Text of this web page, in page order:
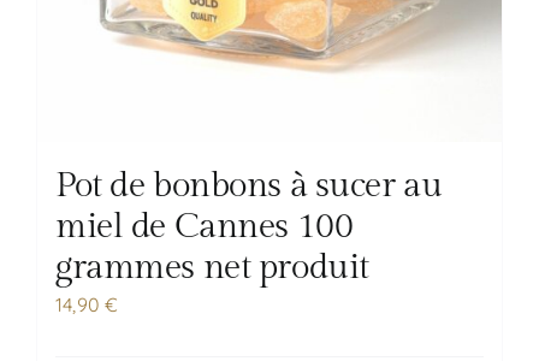
Pot de bonbons à sucer au
miel de Cannes 100
grammes net produit
14,90€